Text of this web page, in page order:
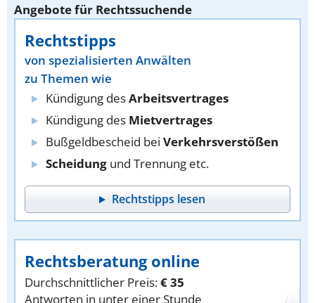
Angebote für Rechtssuchende
Rechtstipps
von spezialisierten Anwälten
zu Themen wie
Kündigung desArbeitsvertrages
Kündigung des Mietvertrages
Bußgeldbescheid bei Verkehrsverstößen
Scheidung und Trennung etc.
Rechtstipps lesen
Rechtsberatung online
Durchschnittlicher Preis:€ 35
Antworten in unter einer Stunde